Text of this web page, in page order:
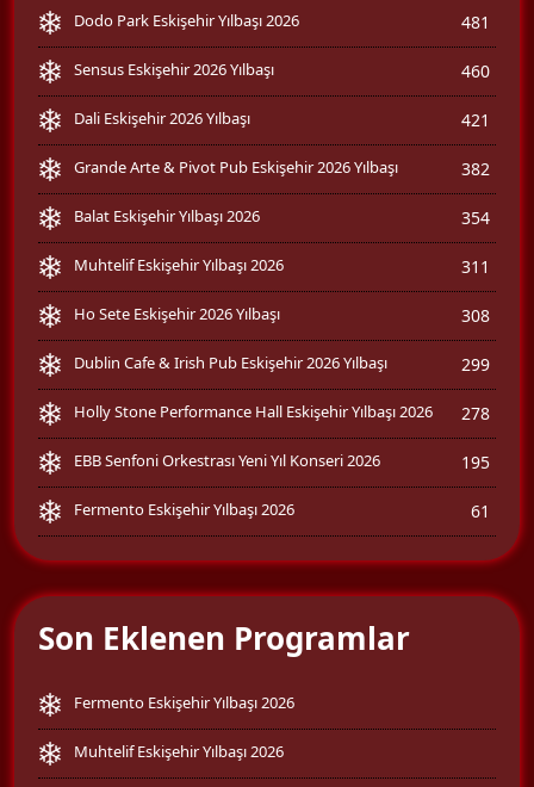
Dodo Park Eskişehir Yılbaşı 2026 481
Sensus Eskişehir 2026 Yılbaşı 460
Dali Eskişehir 2026 Yılbaşı 421
Grande Arte & Pivot Pub Eskişehir 2026 Yılbaşı 382
Balat Eskişehir Yılbaşı 2026 354
Muhtelif Eskişehir Yılbaşı 2026 311
Ho Sete Eskişehir 2026 Yılbaşı 308
Dublin Cafe & Irish Pub Eskişehir 2026 Yılbaşı 299
Holly Stone Performance Hall Eskişehir Yılbaşı 2026 278
EBB Senfoni Orkestrası Yeni Yıl Konseri 2026 195
Fermento Eskişehir Yılbaşı 2026 61
Son Eklenen Programlar
Fermento Eskişehir Yılbaşı 2026
Muhtelif Eskişehir Yılbaşı 2026